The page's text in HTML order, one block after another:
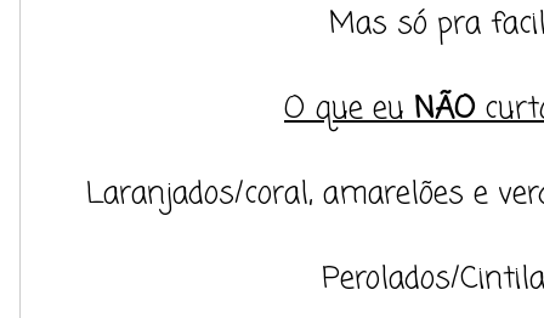
Mas só pra
O que euNÃO
Laranjados/coral, amarelões e
Perolados/